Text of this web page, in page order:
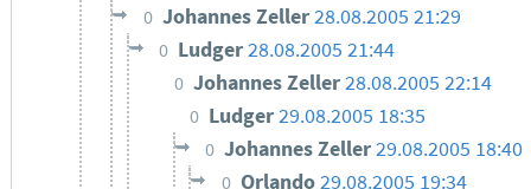
0 Johannes Zeller28.08.2005 21:29
0 Ludger28.08.2005 21:44
0 Johannes Zeller28.08.2005 22:14
0 Ludger29.08.2005 18:35
0 Johannes Zeller29.08.2005 18:40
0 Orlando29.08.2005 19:34